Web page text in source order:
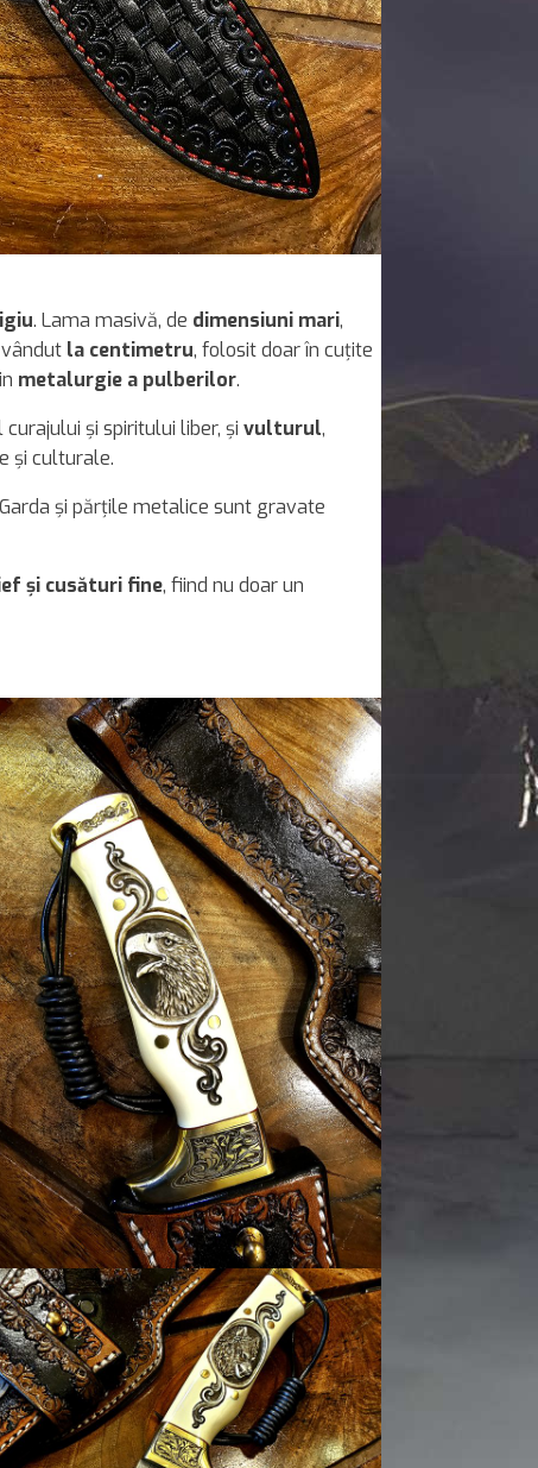
. Lama masivă, de dimensiuni mari,
la centimetru, folosit doar în cuțite
metalurgie a pulberilor.
curajului și spiritului liber, și vulturul,
și culturale.
și părțile metalice sunt gravate
și cusături fine, fiind nu doar un